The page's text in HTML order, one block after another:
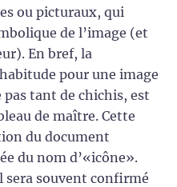
ou picturaux, qui
de l’image (et
En bref, la
pour une image
tant de chichis, est
de maître. Cette
du document
du nom d’«icône».
sera souvent confirmé